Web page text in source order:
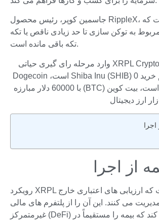
جاسمین کوپر، رئیس محصول RippleX، اظهار داشت که
به توکن سازی تا حد زیادی ناقص یا تکه
تکه باقی مانده است.
XRPL Crypto Credit Primitive وارد مرحله رای گیری حیاتی
می شود چرا حجم خرید Shiba Inu (SHIB) 0 است، Dogecoin
(DOGE) در پایین است، بیت کوین (BTC) با 60000 دلار مبارزه
ارز دیجیتال
اجرا
از اجرا
رویکرد XRPL بر موسساتی است که ارزیابی های اعتباری خارج
مدیریت می کنند. این آن را از پلتفرم های مالی
غیرمتمرکز (DeFi) متمایز می کند که بیمه را مستقیماً در